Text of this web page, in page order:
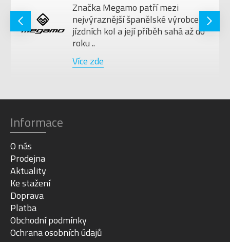
Značka Megamo patří mezi
nejvýraznější španělské výrobce
jízdních kol a její příběh sahá až do
roku ..
Více zde
Informace
O nás
Prodejna
Aktuality
Ke stažení
Doprava
Platba
Obchodní podmínky
Ochrana osobních údajů